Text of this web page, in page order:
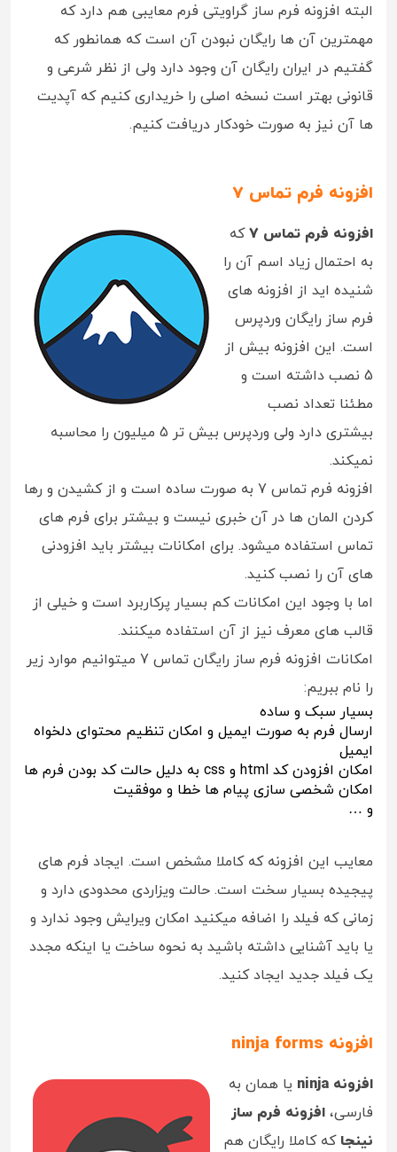
البته افزونه فرم ساز گراویتی فرم معایبی هم دارد که
مهمترین آن ها رایگان نبودن آن است که همانطور که
گفتیم در ایران رایگان آن وجود دارد ولی از نظر شرعی و
قانونی بهتر است نسخه اصلی را خریداری کنیم که آپدیت
ها آن نیز به صورت خودکار دریافت کنیم.
افزونه فرم تماس 7
افزونه فرم تماس 7
که
به احتمال زیاد اسم آن را
شنیده اید از افزونه های
فرم ساز رایگان وردپرس
است. این افزونه بیش از
5 نصب داشته است و
مطئنا تعداد نصب
بیشتری دارد ولی وردپرس بیش تر 5 میلیون را محاسبه
نمیکند.
افزونه فرم تماس 7 به صورت ساده است و از کشیدن و رها
کردن المان ها در آن خبری نیست و بیشتر برای فرم های
تماس استفاده میشود. برای امکانات بیشتر باید افزودنی
های آن را نصب کنید.
اما با وجود این امکانات کم بسیار پرکاربرد است و خیلی از
قالب های معرف نیز از آن استفاده میکنند.
امکانات افزونه فرم ساز رایگان تماس 7 میتوانیم موارد زیر
را نام ببریم:
بسیار سبک و ساده
ارسال فرم به صورت ایمیل و امکان تنظیم محتوای دلخواه
ایمیل
امکان افزودن کد html و css به دلیل حالت کد بودن فرم ها
امکان شخصی سازی پیام ها خطا و موفقیت
و …
معایب این افزونه که کاملا مشخص است. ایجاد فرم های
پیجیده بسیار سخت است. حالت ویزاردی محدودی دارد و
زمانی که فیلد را اضافه میکنید امکان ویرایش وجود ندارد و
یا باید آشنایی داشته باشید به نحوه ساخت یا اینکه مجدد
یک فیلد جدید ایجاد کنید.
افزونه ninja forms
افزونه ninja
یا همان به
فارسی، افزونه فرم ساز
نینجا که کاملا رایگان هم